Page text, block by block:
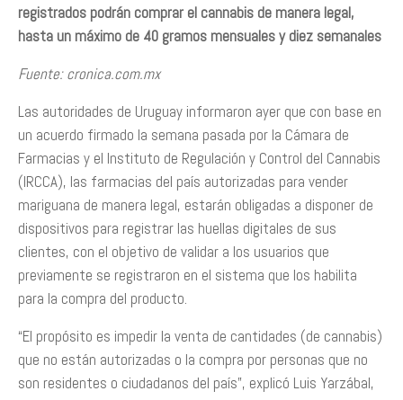
registrados podrán comprar el cannabis de manera legal,
hasta un máximo de 40 gramos mensuales y diez semanales
Fuente: cronica.com.mx
Las autoridades de Uruguay informaron ayer que con base en
un acuerdo firmado la semana pasada por la Cámara de
Farmacias y el Instituto de Regulación y Control del Cannabis
(IRCCA), las farmacias del país autorizadas para vender
mariguana de manera legal, estarán obligadas a disponer de
dispositivos para registrar las huellas digitales de sus
clientes, con el objetivo de validar a los usuarios que
previamente se registraron en el sistema que los habilita
para la compra del producto.
“El propósito es impedir la venta de cantidades (de cannabis)
que no están autorizadas o la compra por personas que no
son residentes o ciudadanos del país”, explicó Luis Yarzábal,